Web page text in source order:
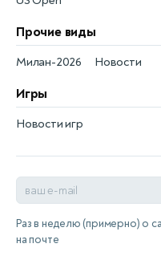
Прочие виды
Новости
Милан-2026
Игры
Новости игр
Раз в неделю (примерно) о
на почте